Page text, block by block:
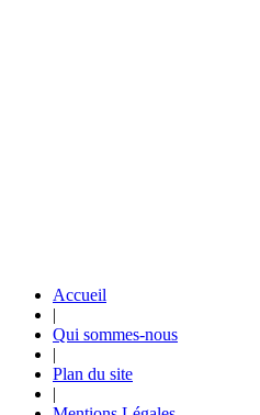
Accueil
|
Qui sommes-nous
|
Plan du site
|